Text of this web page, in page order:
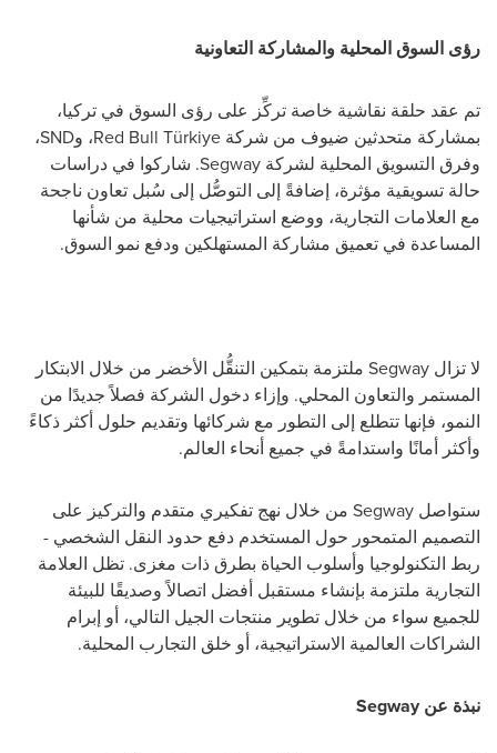
رؤى السوق المحلية والمشاركة التعاونية
تم عقد حلقة نقاشية خاصة تركِّز على رؤى السوق في تركيا،
بمشاركة متحدثين ضيوف من شركة Red Bull Türkiye، وSND،
وفرق التسويق المحلية لشركة Segway. شاركوا في دراسات
حالة تسويقية مؤثرة، إضافةً إلى التوصُّل إلى سُبل تعاون ناجحة
مع العلامات التجارية، ووضع استراتيجيات محلية من شأنها
المساعدة في تعميق مشاركة المستهلكين ودفع نمو السوق.
لا تزال Segway ملتزمة بتمكين التنقُّل الأخضر من خلال الابتكار
المستمر والتعاون المحلي. وإزاء دخول الشركة فصلاً جديدًا من
النمو، فإنها تتطلع إلى التطور مع شركائها وتقديم حلول أكثر ذكاءً
وأكثر أمانًا واستدامةً في جميع أنحاء العالم.
ستواصل Segway من خلال نهج تفكيري متقدم والتركيز على
التصميم المتمحور حول المستخدم دفع حدود النقل الشخصي -
ربط التكنولوجيا وأسلوب الحياة بطرق ذات مغزى. تظل العلامة
التجارية ملتزمة بإنشاء مستقبل أفضل اتصالاً وصديقًا للبيئة
للجميع سواء من خلال تطوير منتجات الجيل التالي، أو إبرام
الشراكات العالمية الاستراتيجية، أو خلق التجارب المحلية.
نبذة عن Segway